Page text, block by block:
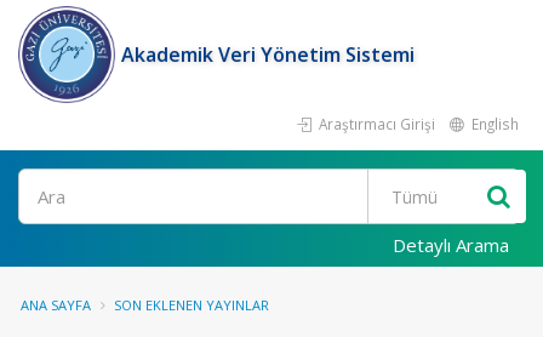
Akademik Veri Yönetim Sistemi
Araştırmacı Girişi English
Ara
Detaylı Arama
ANA SAYFA SON EKLENEN YAYINLAR